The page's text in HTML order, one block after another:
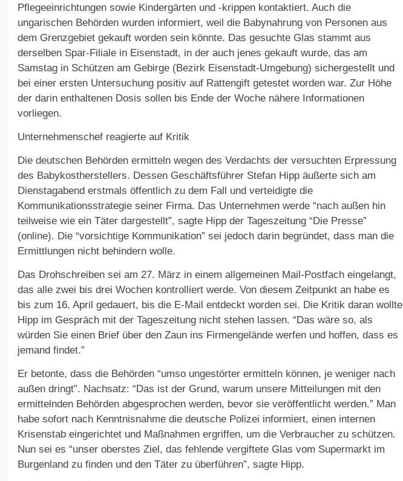
Pflegeeinrichtungen sowie Kindergärten und -krippen kontaktiert. Auch die
ungarischen Behörden wurden informiert, weil die Babynahrung von Personen aus
dem Grenzgebiet gekauft worden sein könnte. Das gesuchte Glas stammt aus
derselben Spar-Filiale in Eisenstadt, in der auch jenes gekauft wurde, das am
Samstag in Schützen am Gebirge (Bezirk Eisenstadt-Umgebung) sichergestellt und
bei einer ersten Untersuchung positiv auf Rattengift getestet worden war. Zur Höhe
der darin enthaltenen Dosis sollen bis Ende der Woche nähere Informationen
vorliegen.
Unternehmenschef reagierte auf Kritik
Die deutschen Behörden ermitteln wegen des Verdachts der versuchten Erpressung
des Babykostherstellers. Dessen Geschäftsführer Stefan Hipp äußerte sich am
Dienstagabend erstmals öffentlich zu dem Fall und verteidigte die
Kommunikationsstrategie seiner Firma. Das Unternehmen werde “nach außen hin
teilweise wie ein Täter dargestellt”, sagte Hipp der Tageszeitung “Die Presse”
(online). Die “vorsichtige Kommunikation” sei jedoch darin begründet, dass man die
Ermittlungen nicht behindern wolle.
Das Drohschreiben sei am 27. März in einem allgemeinen Mail-Postfach eingelangt,
das alle zwei bis drei Wochen kontrolliert werde. Von diesem Zeitpunkt an habe es
bis zum 16. April gedauert, bis die E-Mail entdeckt worden sei. Die Kritik daran wollte
Hipp im Gespräch mit der Tageszeitung nicht stehen lassen. “Das wäre so, als
würden Sie einen Brief über den Zaun ins Firmengelände werfen und hoffen, dass es
jemand findet.”
Er betonte, dass die Behörden “umso ungestörter ermitteln können, je weniger nach
außen dringt”. Nachsatz: “Das ist der Grund, warum unsere Mitteilungen mit den
ermittelnden Behörden abgesprochen werden, bevor sie veröffentlicht werden.” Man
habe sofort nach Kenntnisnahme die deutsche Polizei informiert, einen internen
Krisenstab eingerichtet und Maßnahmen ergriffen, um die Verbraucher zu schützen.
Nun sei es “unser oberstes Ziel, das fehlende vergiftete Glas vom Supermarkt im
Burgenland zu finden und den Täter zu überführen”, sagte Hipp.